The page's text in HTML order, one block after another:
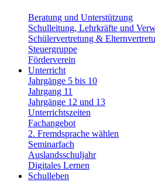
Beratung und Unterstützung
Schulleitung, Lehrkräfte und
Schülervertretung &
Steuergruppe
Förderverein
Unterricht
Jahrgänge 5 bis 10
Jahrgang 11
Jahrgänge 12 und 13
Unterrichtszeiten
Fachangebot
2. Fremdsprache wählen
Seminarfach
Auslandsschuljahr
Digitales Lernen
Schulleben